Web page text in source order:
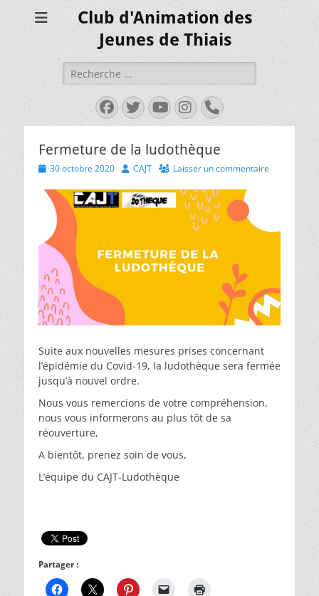
Club d'Animation des
Jeunes de Thiais
Rechercher :
Facebook
Twitter
YouTube
Instagram
Tél
Fermeture de la ludothèque
Posted
30 octobre 2020 Author
CAJT Laisser un commentaire
Suite aux nouvelles mesures prises concernant
l’épidémie du Covid-19, la ludothèque sera fermée
jusqu’à nouvel ordre.
Nous vous remercions de votre compréhension,
nous vous informerons au plus tôt de sa
réouverture,
A bientôt, prenez soin de vous,
L’équipe du CAJT-Ludothèque
Partager :